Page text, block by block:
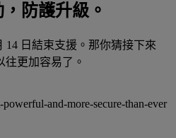
防護升級。
14 日結束支援。那你猜接下來
往更加容易了。